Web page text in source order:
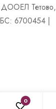
Тетово,
6700454 |
0